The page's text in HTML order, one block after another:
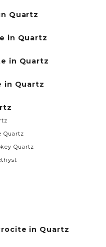
Quartz
in Quartz
in Quartz
in Quartz
Quartz
Quartz
in Quartz